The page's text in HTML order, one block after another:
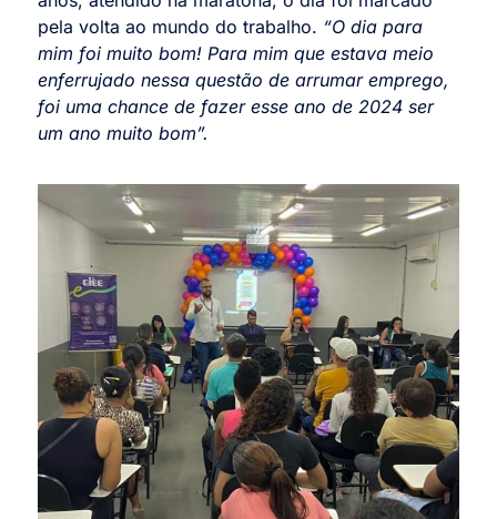
pela volta ao mundo do trabalho. “O dia para
mim foi muito bom! Para mim que estava meio
enferrujado nessa questão de arrumar emprego,
foi uma chance de fazer esse ano de 2024 ser
um ano muito bom”.